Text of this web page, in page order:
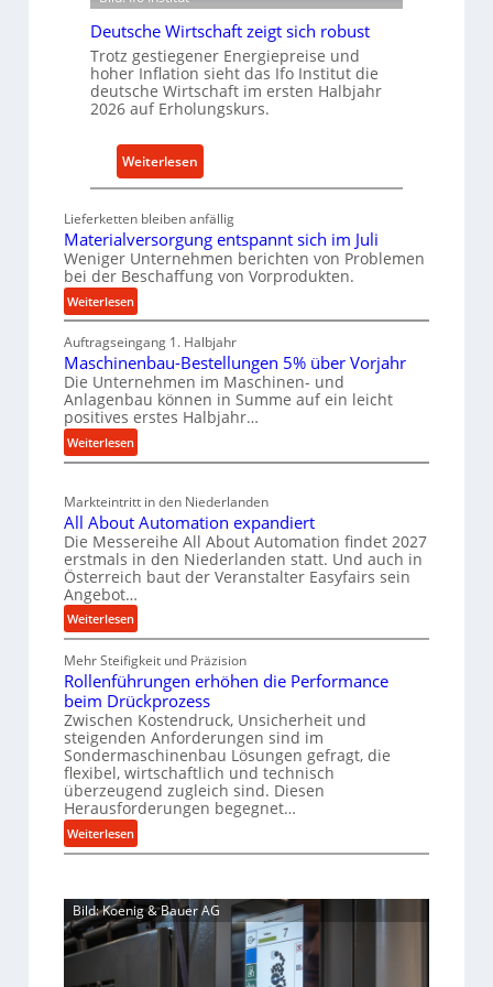
u
s
t
r
i
e
-
E
r
s
a
t
z
i
l
e
n
i
n
a
c
h
a
l
i
g
e
e
r
k
z
e
g
a
u
p
r
e
s
s
e
Deutsche Wirtschaft zeigt sich robust
Trotz gestiegener Energiepreise und
hoher Inflation sieht das Ifo Institut die
deutsche Wirtschaft im ersten Halbjahr
2026 auf Erholungskurs.
Weiterlesen:
D
u
t
s
h
e
W
r
s
h
a
f
t
i
g
t
s
i
c
h
r
b
s
t
Lieferketten bleiben anfällig
Materialversorgung entspannt sich im Juli
Weniger Unternehmen berichten von Problemen
bei der Beschaffung von Vorprodukten.
Weiterlesen:
M
a
t
e
r
i
a
l
e
r
s
o
g
u
n
g
e
n
t
s
p
a
n
n
i
c
Auftragseingang 1. Halbjahr
Maschinenbau-Bestellungen 5% über Vorjahr
Die Unternehmen im Maschinen- und
Anlagenbau können in Summe auf ein leicht
positives erstes Halbjahr…
Weiterlesen:
M
s
c
h
i
n
e
n
a
u
B
e
s
t
e
l
l
n
g
e
Markteintritt in den Niederlanden
All About Automation expandiert
Die Messereihe All About Automation findet 2027
erstmals in den Niederlanden statt. Und auch in
Österreich baut der Veranstalter Easyfairs sein
Angebot…
Weiterlesen:
A
l
l
A
b
o
u
t
A
u
t
a
t
Mehr Steifigkeit und Präzision
Rollenführungen erhöhen die Performance
beim Drückprozess
Zwischen Kostendruck, Unsicherheit und
steigenden Anforderungen sind im
Sondermaschinenbau Lösungen gefragt, die
flexibel, wirtschaftlich und technisch
überzeugend zugleich sind. Diesen
Herausforderungen begegnet…
Weiterlesen:
R
l
e
Bild: Koenig & Bauer AG